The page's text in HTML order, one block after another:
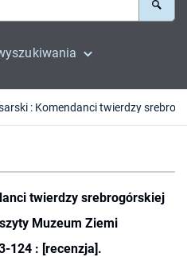
twierdzy srebrogórskiej
Muzeum Ziemi
124 : [recenzja].